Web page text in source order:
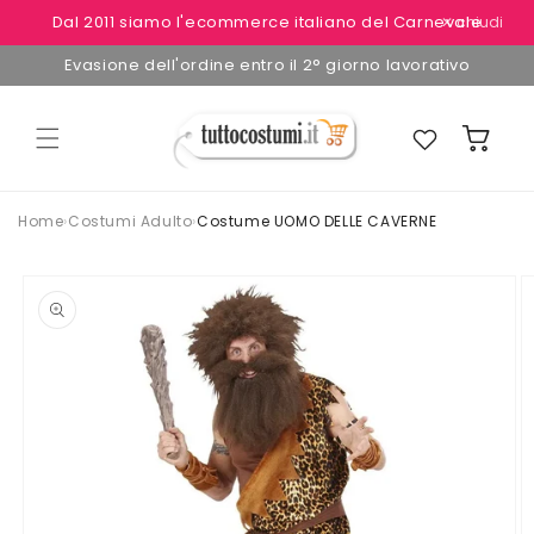
direttamente
ai contenuti
Dal 2011 siamo l'ecommerce italiano del Carnevale
✕ chiudi
Evasione dell'ordine entro il 2° giorno lavorativo
Preferiti Carrello
Home›Costumi Adulto›Costume UOMO DELLE CAVERNE